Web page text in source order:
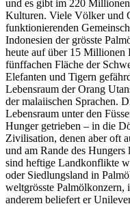
und es gibt im 220
Kulturen. Viele Völker und
funktionierenden
Indonesien der grösste
heute auf über 15 Millionen
fünffachen Fläche der
Elefanten und Tigern
Lebensraum der Orang
der malaiischen Sprachen.
Lebensraum unter den
Hunger getrieben – in die
Zivilisation, denen aber oft
und am Rande des Hungers
sind heftige Landkonflikte
oder Siedlungsland in
weltgrösste Palmölkonzern,
anderem beliefert er